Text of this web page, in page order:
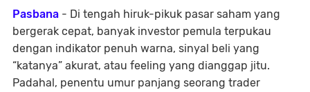
Pasbana - Di tengah hiruk-pikuk pasar saham yang
bergerak cepat, banyak investor pemula terpukau
dengan indikator penuh warna, sinyal beli yang
“katanya” akurat, atau feeling yang dianggap jitu.
Padahal, penentu umur panjang seorang trader